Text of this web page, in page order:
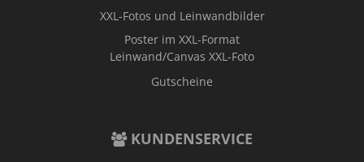
XXL-Fotos und Leinwandbilder
Poster im XXL-Format
Leinwand/Canvas XXL-Foto
Gutscheine
KUNDENSERVICE